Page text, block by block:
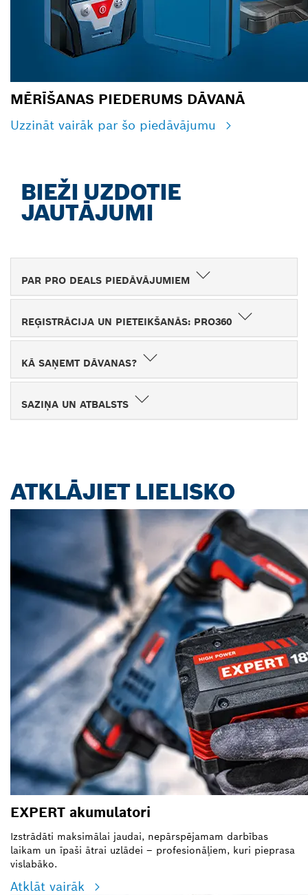
MĒRĪŠANAS PIEDERUMS DĀVANĀ
Uzzināt vairāk par šo piedāvājumu
BIEŽI UZDOTIE
JAUTĀJUMI
PAR PRO DEALS PIEDĀVĀJUMIEM
REĢISTRĀCIJA UN PIETEIKŠANĀS: PRO360
KĀ SAŅEMT DĀVANAS?
SAZIŅA UN ATBALSTS
ATKLĀJIET LIELISKO
EXPERT akumulatori
Izstrādāti maksimālai jaudai, nepārspējamam darbības
laikam un īpaši ātrai uzlādei – profesionāļiem, kuri pieprasa
vislabāko.
Atklāt vairāk